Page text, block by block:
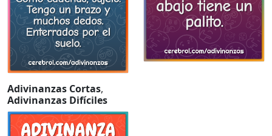
Adivinanzas Cortas,
Adivinanzas Difíciles